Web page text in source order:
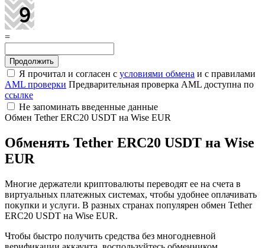
=
Я прочитал и согласен с условиями обмена и с правилами
AML проверки Предварительная проверка AML доступна по
ссылке
Не запоминать введенные данные
Обмен Tether ERC20 USDT на Wise EUR
Обменять Tether ERC20 USDT на Wise
EUR
Многие держатели криптовалюты переводят ее на счета в
виртуальных платежных системах, чтобы удобнее оплачивать
покупки и услуги. В разных странах популярен обмен Tether
ERC20 USDT на Wise EUR.
Чтобы быстро получить средства без многодневной